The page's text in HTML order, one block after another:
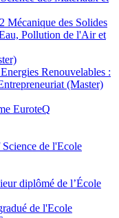
des Solides
Pollution de l'Air et
Renouvelables :
(Master)
EuroteQ
de l'Ecole
diplômé de l’École
de l'Ecole